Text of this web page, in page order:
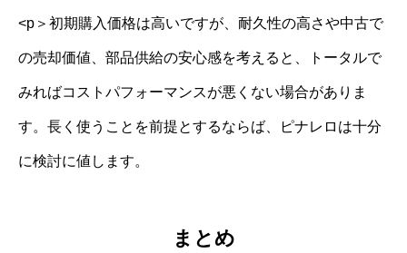
<p＞初期購入価格は高いですが、耐久性の高さや中古で
の売却価値、部品供給の安心感を考えると、トータルで
みればコストパフォーマンスが悪くない場合がありま
す。長く使うことを前提とするならば、ピナレロは十分
に検討に値します。
まとめ